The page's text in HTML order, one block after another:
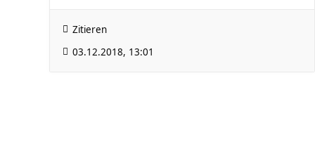
Zitieren
03.12.2018, 13:01